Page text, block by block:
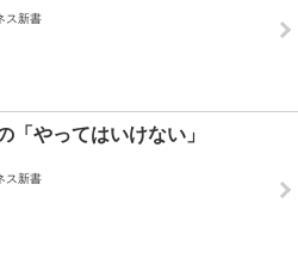
ス新書
「やってはいけない」
ス新書